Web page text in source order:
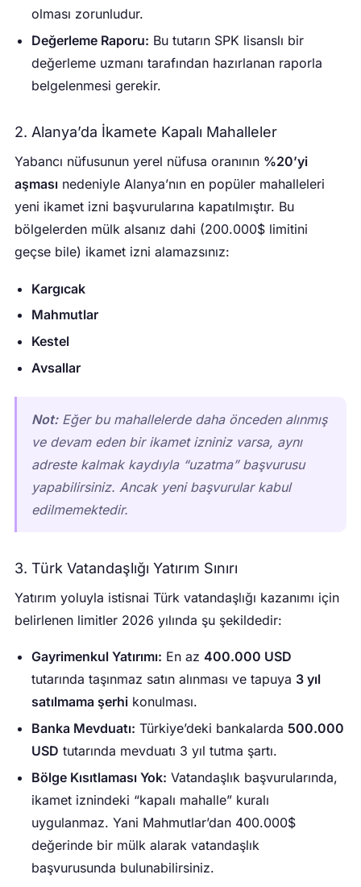
olması zorunludur.
Değerleme Raporu: Bu tutarın SPK lisanslı bir
değerleme uzmanı tarafından hazırlanan raporla
belgelenmesi gerekir.
2. Alanya’da İkamete Kapalı Mahalleler
Yabancı nüfusunun yerel nüfusa oranının %20’yi
aşması nedeniyle Alanya’nın en popüler mahalleleri
yeni ikamet izni başvurularına kapatılmıştır. Bu
bölgelerden mülk alsanız dahi (200.000$ limitini
geçse bile) ikamet izni alamazsınız:
Kargıcak
Mahmutlar
Kestel
Avsallar
Not:Eğer bu mahallelerde daha önceden alınmış
ve devam eden bir ikamet izniniz varsa, aynı
adreste kalmak kaydıyla “uzatma” başvurusu
yapabilirsiniz. Ancak yeni başvurular kabul
edilmemektedir.
3. Türk Vatandaşlığı Yatırım Sınırı
Yatırım yoluyla istisnai Türk vatandaşlığı kazanımı için
belirlenen limitler 2026 yılında şu şekildedir:
Gayrimenkul Yatırımı: En az 400.000 USD
tutarında taşınmaz satın alınması ve tapuya 3 yıl
satılmama şerhikonulması.
Banka Mevduatı: Türkiye’deki bankalarda 500.000
USD tutarında mevduatı 3 yıl tutma şartı.
Bölge Kısıtlaması Yok: Vatandaşlık başvurularında,
ikamet iznindeki “kapalı mahalle” kuralı
uygulanmaz. Yani Mahmutlar’dan 400.000$
değerinde bir mülk alarak vatandaşlık
başvurusunda bulunabilirsiniz.